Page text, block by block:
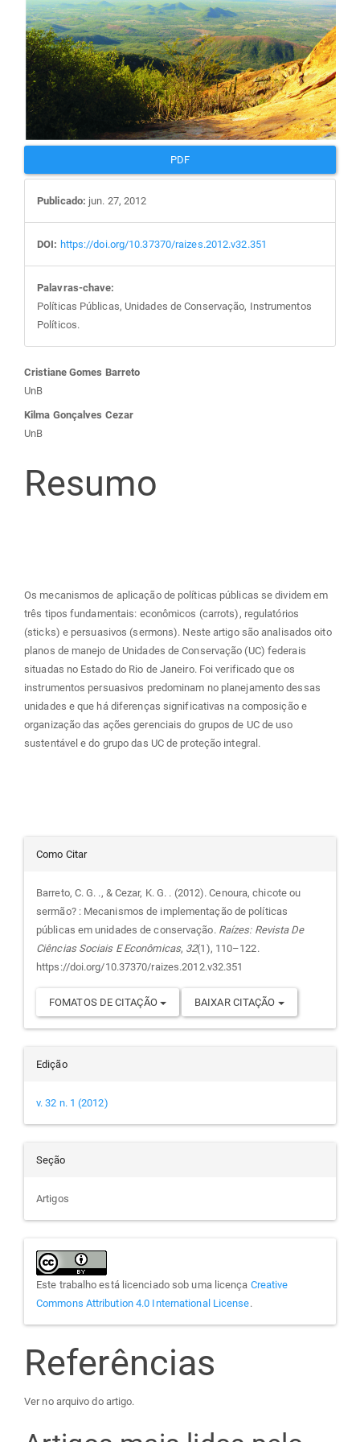
PDF
Publicado: jun. 27, 2012
DOI: https://doi.org/10.37370/raizes.2012.v32.351
Palavras-chave:
Políticas Públicas, Unidades de Conservação, Instrumentos
Políticos.
Conteúdo
do
artigo
principal
Cristiane Gomes Barreto
UnB
Kilma Gonçalves Cezar
UnB
Resumo
Os mecanismos de aplicação de políticas públicas se dividem em
três tipos fundamentais: econômicos (carrots), regulatórios
(sticks) e persuasivos (sermons). Neste artigo são analisados oito
planos de manejo de Unidades de Conservação (UC) federais
situadas no Estado do Rio de Janeiro. Foi verificado que os
instrumentos persuasivos predominam no planejamento dessas
unidades e que há diferenças significativas na composição e
organização das ações gerenciais do grupos de UC de uso
sustentável e do grupo das UC de proteção integral.
Detalhes
do
artigo
Como Citar
Barreto, C. G. ., & Cezar, K. G. . (2012). Cenoura, chicote ou
sermão? : Mecanismos de implementação de políticas
públicas em unidades de conservação. Raízes: Revista De
Ciências Sociais E Econômicas, 32(1), 110–122.
https://doi.org/10.37370/raizes.2012.v32.351
FOMATOS DE CITAÇÃO BAIXAR CITAÇÃO
Edição
v. 32 n. 1 (2012)
Seção
Artigos
Este trabalho está licenciado sob uma licença Creative
Commons Attribution 4.0 International License.
Referências
Ver no arquivo do artigo.